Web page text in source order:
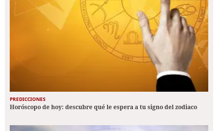
PREDICCIONES
Horóscopo de hoy: descubre qué le espera a tu signo del zodiaco